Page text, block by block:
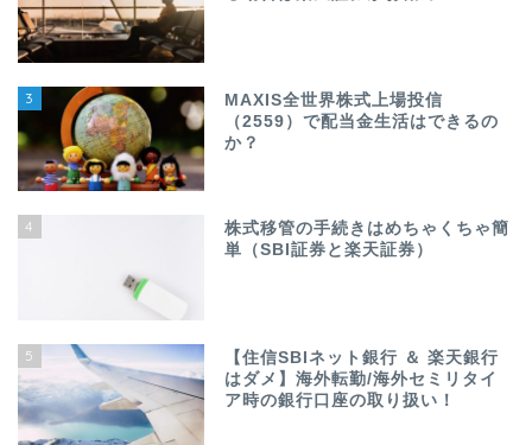
3
MAXIS全世界株式上場投信
（2559）で配当金生活はできるの
か？
4
株式移管の手続きはめちゃくちゃ簡
単（SBI証券と楽天証券）
5
【住信SBIネット銀行 ＆ 楽天銀行
はダメ】海外転勤/海外セミリタイ
ア時の銀行口座の取り扱い！